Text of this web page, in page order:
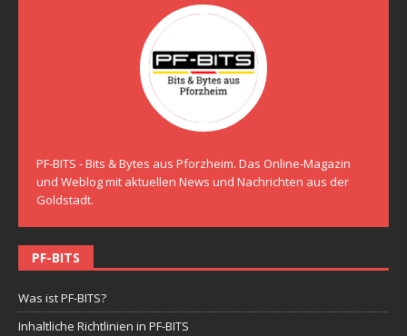
PF-BITS - Bits & Bytes aus Pforzheim. Das Online-Magazin
und Weblog mit aktuellen News und Nachrichten aus der
Goldstadt.
PF-BITS
Was ist PF-BITS?
Inhaltliche Richtlinien in PF-BITS